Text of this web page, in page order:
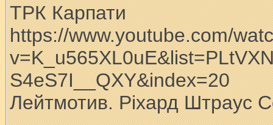
ТРК Карпати
https://www.youtube.com/
S4eS7I__QXY&index=20
Лейтмотив. Ріхард Штраус